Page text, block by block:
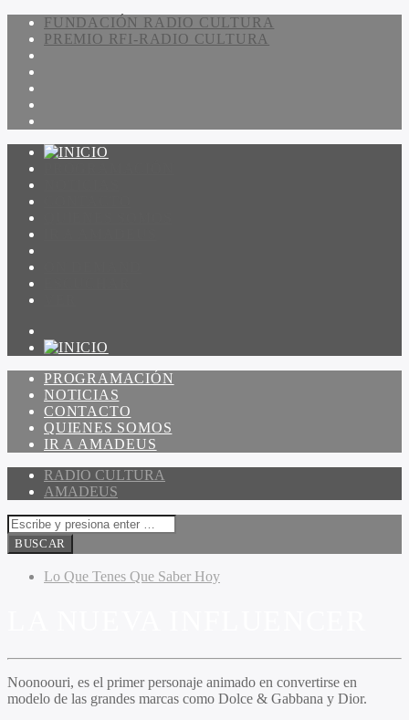
FUNDACIÓN RADIO CULTURA
PREMIO RFI-RADIO CULTURA
PROGRAMACIÓN
NOTICIAS
CONTACTO
QUIENES SOMOS
IR A AMADEUS
RADIO CULTURA
AMADEUS
Lo Que Tenes Que Saber Hoy
Noonoouri, es el primer personaje animado en convertirse en
modelo de las grandes marcas como Dolce & Gabbana y Dior.